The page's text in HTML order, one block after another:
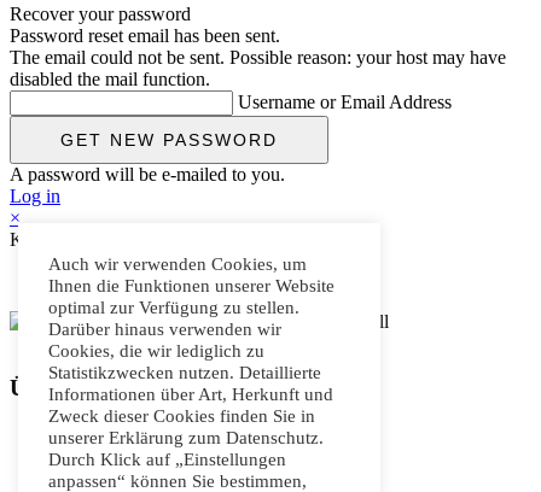
Recover your password
Password reset email has been sent.
The email could not be sent. Possible reason: your host may have
disabled the mail function.
Username or Email Address
A password will be e-mailed to you.
Log in
×
Auch wir verwenden Cookies, um
Ihnen die Funktionen unserer Website
optimal zur Verfügung zu stellen.
Darüber hinaus verwenden wir
Cookies, die wir lediglich zu
Statistikzwecken nutzen. Detaillierte
Informationen über Art, Herkunft und
Zweck dieser Cookies finden Sie in
unserer Erklärung zum Datenschutz.
Durch Klick auf „Einstellungen
anpassen“ können Sie bestimmen,
Konventioneller Messebau
Überblick
Individuelle Stände
Kundenorientierter Messebau
Einzigartiges Standdesign